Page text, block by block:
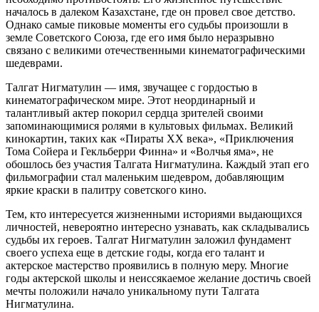
началось в далеком Казахстане, где он провел свое детство.
Однако самые пиковые моменты его судьбы произошли в
земле Советского Союза, где его имя было неразрывно
связано с великими отечественными кинематографическими
шедеврами.
Талгат Нигматулин — имя, звучащее с гордостью в
кинематографическом мире. Этот неординарный и
талантливый актер покорил сердца зрителей своими
запоминающимися ролями в культовых фильмах. Великий
кинокартин, таких как «Пираты XX века», «Приключения
Тома Сойера и Гекльберри Финна» и «Волчья яма», не
обошлось без участия Талгата Нигматулина. Каждый этап его
фильмографии стал маленьким шедевром, добавляющим
яркие краски в палитру советского кино.
Тем, кто интересуется жизненными историями выдающихся
личностей, невероятно интересно узнавать, как складывались
судьбы их героев. Талгат Нигматулин заложил фундамент
своего успеха еще в детские годы, когда его талант и
актерское мастерство проявились в полную меру. Многие
годы актерской школы и неиссякаемое желание достичь своей
мечты положили начало уникальному пути Талгата
Нигматулина.